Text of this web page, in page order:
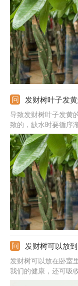
肥。5、病虫：防治
物。
发财树叶子发
导致发财树叶子发黄
致的，缺水时要循序
理见光：若是光照不
光。3、保持温度：
4、防治病虫害：若
发财树可以放
发财树可以放在卧室
我们的健康，还可吸
繁茂，放在卧室还